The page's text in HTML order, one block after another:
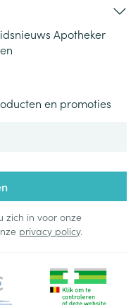
Apotheker
en promoties
zich in voor onze
privacy policy.